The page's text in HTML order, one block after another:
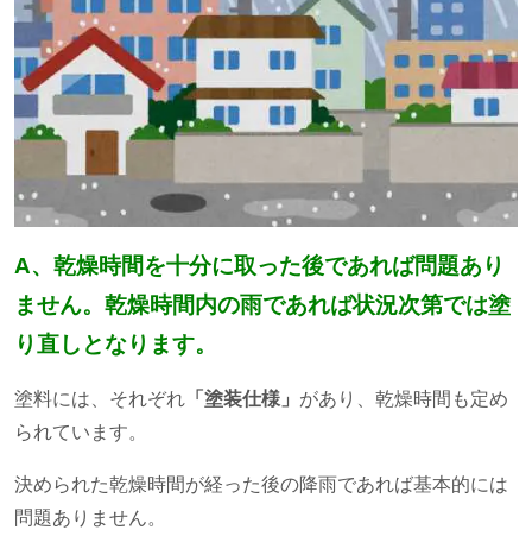
A、乾燥時間を十分に取った後であれば問題あり
ません。乾燥時間内の雨であれば状況次第では塗
り直しとなります。
塗料には、それぞれ 「塗装仕様」 があり、乾燥時間も定め
られています。
決められた乾燥時間が経った後の降雨であれば基本的には
問題ありません。